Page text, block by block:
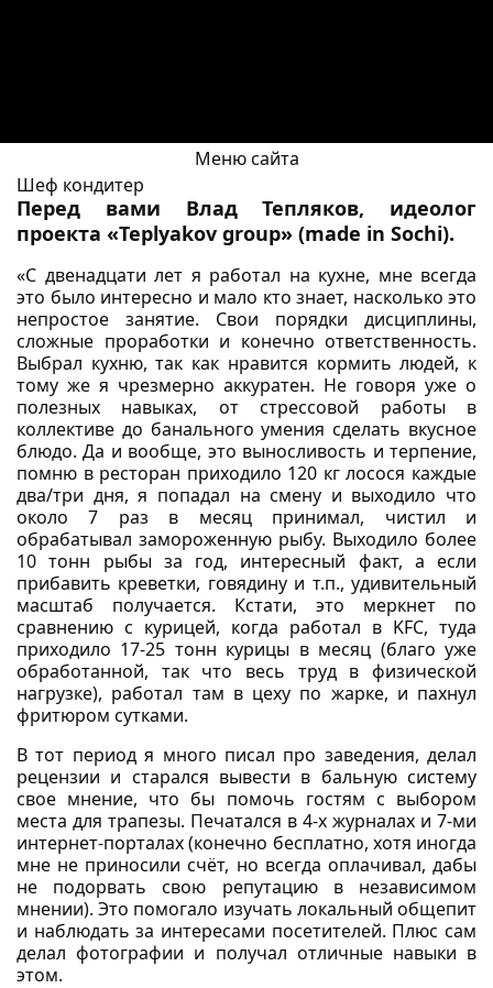
Меню сайта
Шеф кондитер
Перед вами Влад Тепляков, идеолог
проекта «Teplyakov group» (made in Sochi).
«С двенадцати лет я работал на кухне, мне всегда
это было интересно и мало кто знает, насколько это
непростое занятие. Свои порядки дисциплины,
сложные проработки и конечно ответственность.
Выбрал кухню, так как нравится кормить людей, к
тому же я чрезмерно аккуратен. Не говоря уже о
полезных навыках, от стрессовой работы в
коллективе до банального умения сделать вкусное
блюдо. Да и вообще, это выносливость и терпение,
помню в ресторан приходило 120 кг лосося каждые
два/три дня, я попадал на смену и выходило что
около 7 раз в месяц принимал, чистил и
обрабатывал замороженную рыбу. Выходило более
10 тонн рыбы за год, интересный факт, а если
прибавить креветки, говядину и т.п., удивительный
масштаб получается. Кстати, это меркнет по
сравнению с курицей, когда работал в KFC, туда
приходило 17-25 тонн курицы в месяц (благо уже
обработанной, так что весь труд в физической
нагрузке), работал там в цеху по жарке, и пахнул
фритюром сутками.
В тот период я много писал про заведения, делал
рецензии и старался вывести в бальную систему
свое мнение, что бы помочь гостям с выбором
места для трапезы. Печатался в 4-х журналах и 7-ми
интернет-порталах (конечно бесплатно, хотя иногда
мне не приносили счёт, но всегда оплачивал, дабы
не подорвать свою репутацию в независимом
мнении). Это помогало изучать локальный общепит
и наблюдать за интересами посетителей. Плюс сам
делал фотографии и получал отличные навыки в
этом.